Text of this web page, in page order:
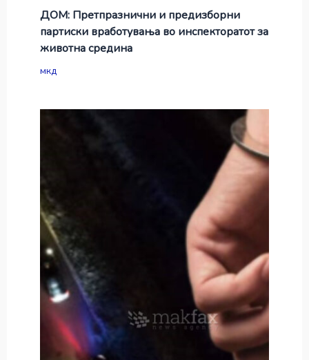
ДОМ: Претпразнични и предизборни
партиски вработувања во инспекторатот за
животна средина
мкд